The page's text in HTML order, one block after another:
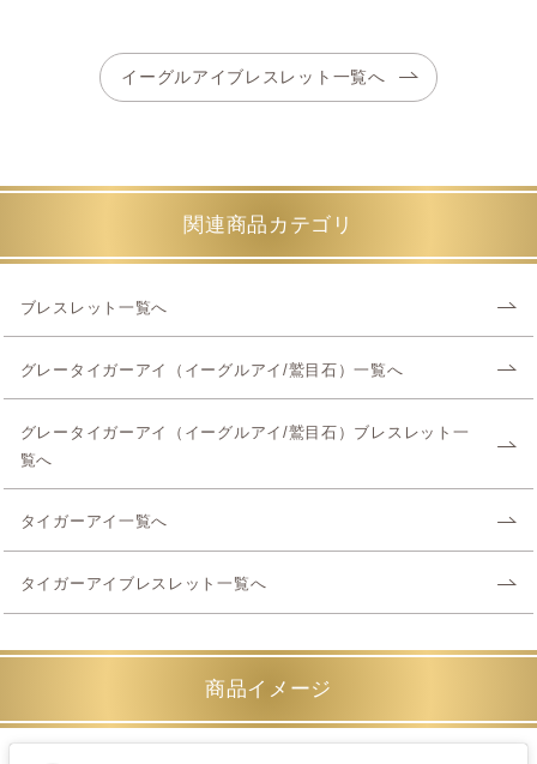
イーグルアイブレスレット一覧へ
関連商品カテゴリ
ブレスレット一覧へ
グレータイガーアイ（イーグルアイ/鷲目石）一覧へ
グレータイガーアイ（イーグルアイ/鷲目石）ブレスレット一
覧へ
タイガーアイ一覧へ
タイガーアイブレスレット一覧へ
商品イメージ